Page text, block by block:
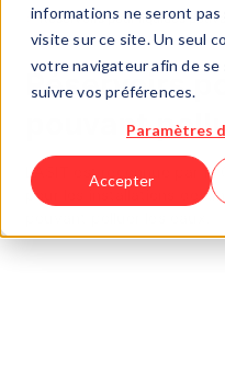
informations ne seront
visite sur ce site. Un seul
votre navigateur afin de se
suivre vos préférences.
Paramètres
Accepter
Réservoirs pour liquides
Réservoirs
pouvant
L’ASIT est reconnue par
pour les installations